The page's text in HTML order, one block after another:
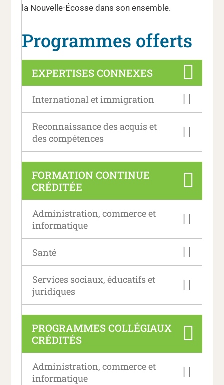
la Nouvelle-Écosse dans son ensemble.
Programmes offerts
EXPERTISES CONNEXES
International et immigration
Reconnaissance des acquis et
des compétences
FORMATION CONTINUE
CRÉDITÉE
Administration, commerce et
informatique
Santé
Services sociaux, éducatifs et
juridiques
PROGRAMMES COLLÉGIAUX
CRÉDITÉS
Administration, commerce et
informatique